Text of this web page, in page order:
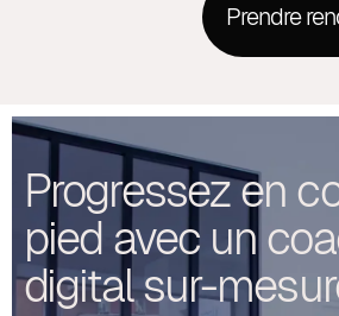
Prendre
Progressez en
pied avec un
digital sur-